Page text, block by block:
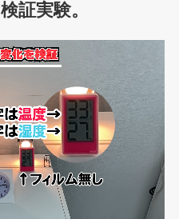
証実験。